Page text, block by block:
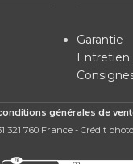
Garantie
Entretien
générales de
321 760 France - Crédit